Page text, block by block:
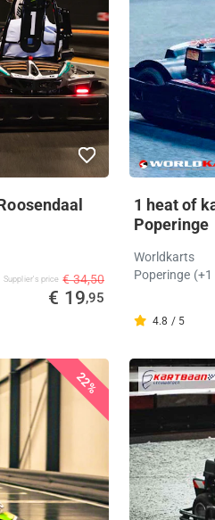
Supplier's price € 34,50
€ 19,95
1 heat of
Poperinge
Worldkarts
Poperinge
4.8 / 5
22%